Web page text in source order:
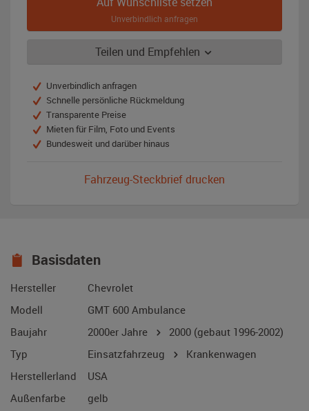
Unverbindlich anfragen
Teilen und Empfehlen
Unverbindlich anfragen
Schnelle persönliche Rückmeldung
Transparente Preise
Mieten für Film, Foto und Events
Bundesweit und darüber hinaus
Fahrzeug-Steckbrief drucken
Basisdaten
Hersteller
Chevrolet
Modell
GMT 600 Ambulance
Baujahr
2000er Jahre 2000 (gebaut 1996-2002)
Typ
Einsatzfahrzeug
Krankenwagen
Herstellerland
USA
Außenfarbe
gelb